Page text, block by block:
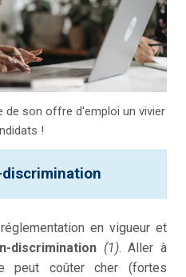
son offre d'emploi un vivier
!
en vigueur et
discrimination (1). Aller à
peut coûter cher (fortes